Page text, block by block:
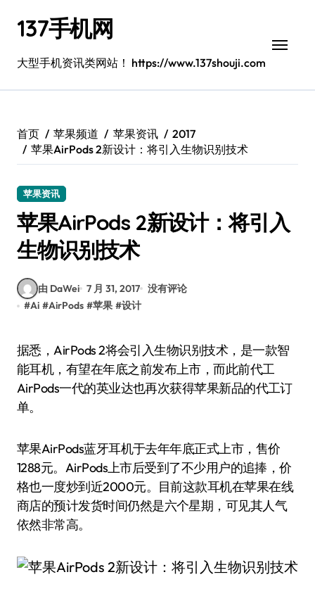
137手机网
大型手机资讯类网站！ https://www.137shouji.com
首页 苹果频道 苹果资讯
2017
苹果AirPods 2新设计：将引入生物识别技术
苹果资讯
苹果AirPods 2新设计：将引入
生物识别技术
由 DaWei 7 月 31, 2017 没有评论
#Ai #AirPods #苹果 #设计
据悉，AirPods 2将会引入生物识别技术，是一款智
能耳机，有望在年底之前发布上市，而此前代工
AirPods一代的英业达也再次获得苹果新品的代工订
单。
苹果AirPods蓝牙耳机于去年年底正式上市，售价
1288元。AirPods上市后受到了不少用户的追捧，价
格也一度炒到近2000元。目前这款耳机在苹果在线
商店的预计发货时间仍然是六个星期，可见其人气
依然非常高。